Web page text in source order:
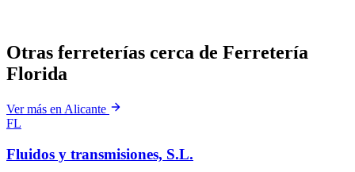
Otras ferreterías cerca de Ferretería
Florida
Ver más en Alicante
FL
Fluidos y transmisiones, S.L.